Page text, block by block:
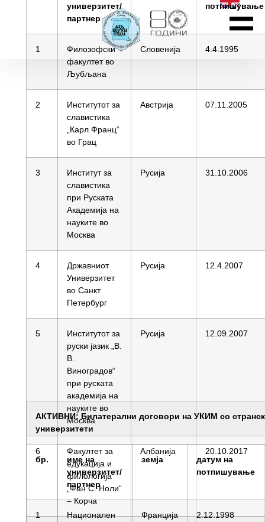
универзитет/
партнер
потпишување
1
Филозофски
факултет во
Љубљана
Словенија 4.4.1995
2
Институтот за
славистика
„Карл Франц“
во Грац
Австрија 07.11.2005
3
Институт за
славистика
при Руската
Академија на
науките во
Москва
Русија 31.10.2006
4
Државниот
Универзитет
во Санкт
Петербург
Русија 12.4.2007
5
Институтот за
руски јазик „В.
В.
Виноградов“
при руската
академија на
науките во
Москва
Русија 12.09.2007
6
Факултет за
едукација и
филологија
„Фан С. Ноли“
– Корча
Албанија 20.10.2017
АКТИВНИ: Билатерални договори на УКИМ со
универзитети
бр.
име на
универзитет/
партнер
земја
датум на
потпишување
1
Национален
Франција 2.12.1998